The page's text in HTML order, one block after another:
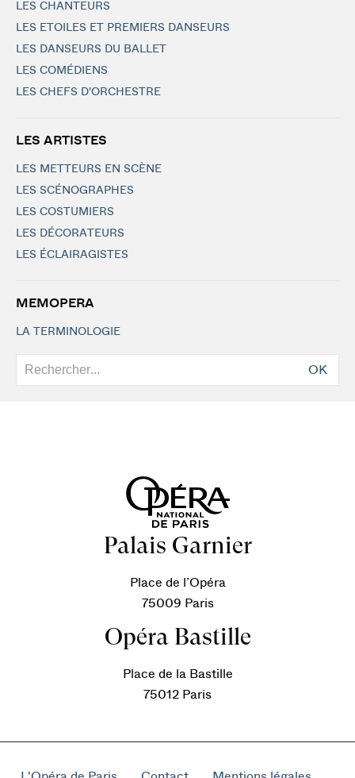
LES CHANTEURS
LES ETOILES ET PREMIERS DANSEURS
LES DANSEURS DU BALLET
LES COMÉDIENS
LES CHEFS D'ORCHESTRE
LES ARTISTES
LES METTEURS EN SCÈNE
LES SCÉNOGRAPHES
LES COSTUMIERS
LES DÉCORATEURS
LES ÉCLAIRAGISTES
MEMOPERA
LA TERMINOLOGIE
OK
Palais Garnier
Place de l’Opéra
75009 Paris
Opéra Bastille
Place de la Bastille
75012 Paris